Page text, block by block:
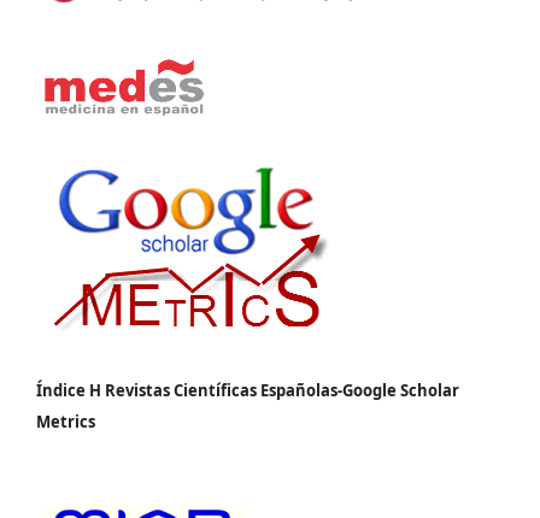
Índice H Revistas Científicas Españolas-Google Scholar
Metrics